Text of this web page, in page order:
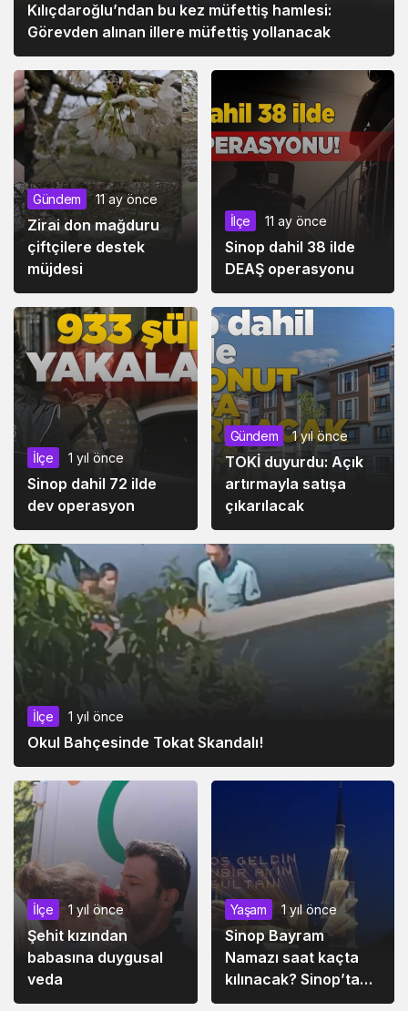
Kılıçdaroğlu’ndan bu kez müfettiş hamlesi:
Görevden alınan illere müfettiş yollanacak
Gündem 11 ay önce
Zirai don mağduru
çiftçilere destek
müjdesi
İlçe 11 ay önce
Sinop dahil 38 ilde
DEAŞ operasyonu
İlçe 1 yıl önce
Sinop dahil 72 ilde
dev operasyon
Gündem 1 yıl önce
TOKİ duyurdu: Açık
artırmayla satışa
çıkarılacak
İlçe 1 yıl önce
Okul Bahçesinde Tokat Skandalı!
İlçe 1 yıl önce
Şehit kızından
babasına duygusal
veda
Yaşam 1 yıl önce
Sinop Bayram
Namazı saat kaçta
kılınacak? Sinop’ta
Ramazan Bayramı